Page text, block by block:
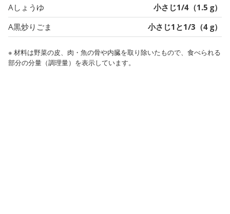
Aしょうゆ
小さじ1/4（1.5 g）
A黒炒りごま
小さじ1と1/3（4 g）
※ 材料は野菜の皮、肉・魚の骨や内臓を取り除いたもので、食べられる
部分の分量（調理量）を表示しています。